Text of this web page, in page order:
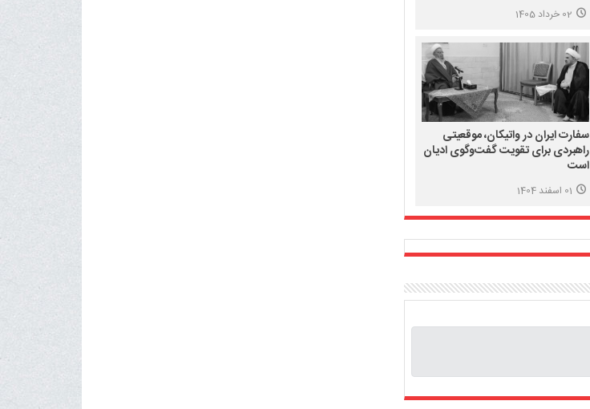
02 خرداد 1405
سفارت ایران در واتیکان، موقعیتی
راهبردی برای تقویت گفت‌وگوی ادیان
است
01 اسفند 1404